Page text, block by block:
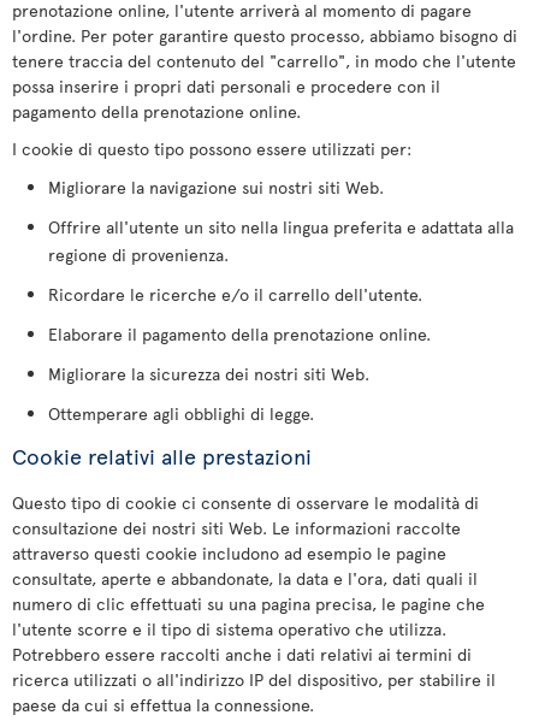
prenotazione online, l'utente arriverà al momento di pagare
l'ordine. Per poter garantire questo processo, abbiamo bisogno di
tenere traccia del contenuto del "carrello", in modo che l'utente
possa inserire i propri dati personali e procedere con il
pagamento della prenotazione online.
I cookie di questo tipo possono essere utilizzati per:
Migliorare la navigazione sui nostri siti Web.
Offrire all'utente un sito nella lingua preferita e adattata alla
regione di provenienza.
Ricordare le ricerche e/o il carrello dell'utente.
Elaborare il pagamento della prenotazione online.
Migliorare la sicurezza dei nostri siti Web.
Ottemperare agli obblighi di legge.
Cookie relativi alle prestazioni
Questo tipo di cookie ci consente di osservare le modalità di
consultazione dei nostri siti Web. Le informazioni raccolte
attraverso questi cookie includono ad esempio le pagine
consultate, aperte e abbandonate, la data e l'ora, dati quali il
numero di clic effettuati su una pagina precisa, le pagine che
l'utente scorre e il tipo di sistema operativo che utilizza.
Potrebbero essere raccolti anche i dati relativi ai termini di
ricerca utilizzati o all'indirizzo IP del dispositivo, per stabilire il
paese da cui si effettua la connessione.